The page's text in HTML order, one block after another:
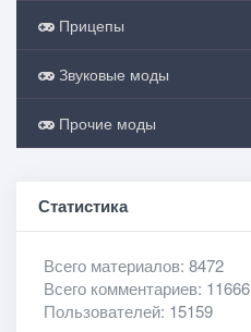
Прицепы
Звуковые моды
Прочие моды
Статистика
Всего материалов: 8472
Всего комментариев: 11666
Пользователей: 15159